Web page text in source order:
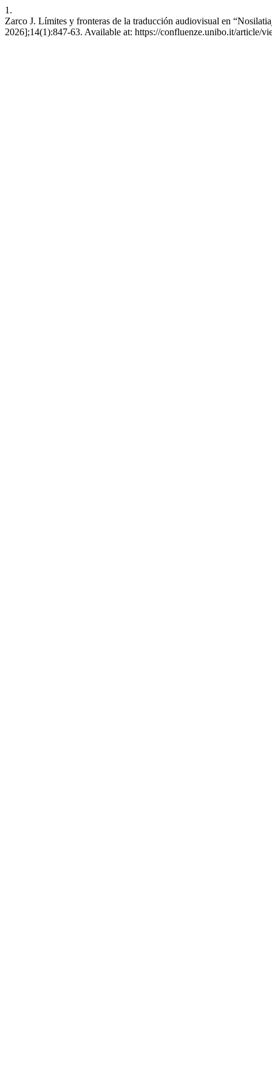
1.
Zarco J. Límites y fronteras de la traducción audiovisual en
2026];14(1):847-63. Available at: https://confluenze.unibo.it/article/